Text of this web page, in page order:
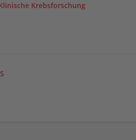
Krebsforschung